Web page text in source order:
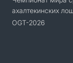
ахалтекинских
OGT-2026